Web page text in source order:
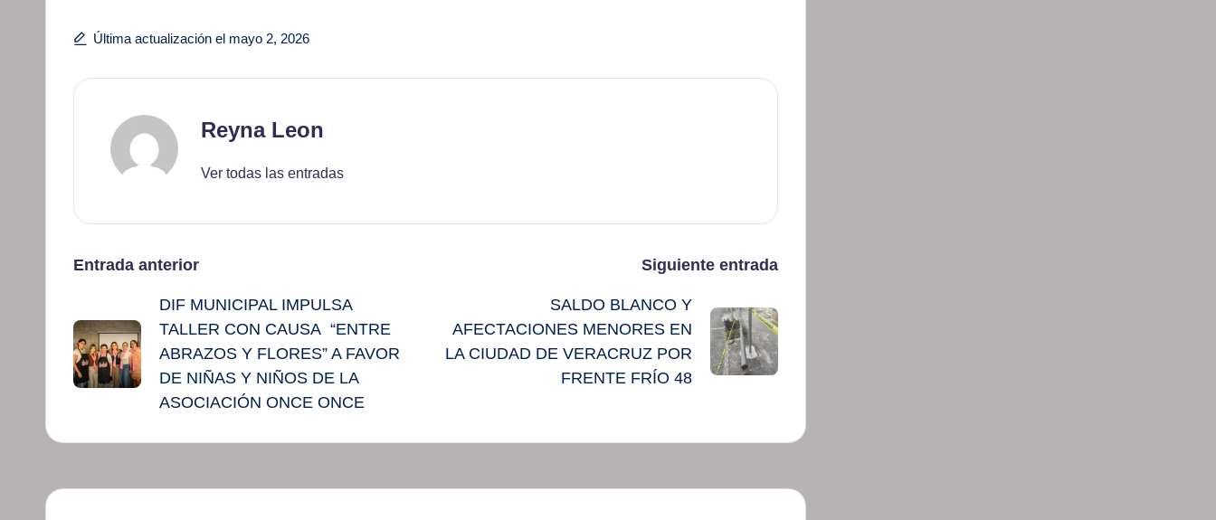
Última actualización el mayo 2, 2026
Reyna Leon
Ver todas las entradas
Navegación
de
entradas
Entrada anterior
DIF MUNICIPAL IMPULSA
TALLER CON CAUSA “ENTRE
ABRAZOS Y FLORES” A FAVOR
DE NIÑAS Y NIÑOS DE LA
ASOCIACIÓN ONCE ONCE
Siguiente entrada
SALDO BLANCO Y
AFECTACIONES MENORES EN
LA CIUDAD DE VERACRUZ POR
FRENTE FRÍO 48